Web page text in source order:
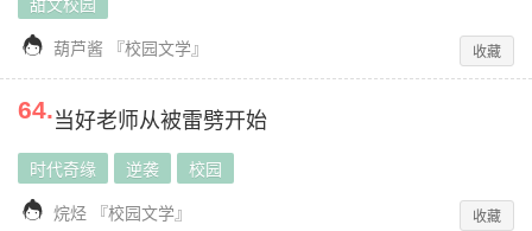
 葫芦酱 『校园文学』 收藏
64.当好老师从被雷劈开始
时代奇缘 逆袭 校园
 烷烃 『校园文学』 收藏